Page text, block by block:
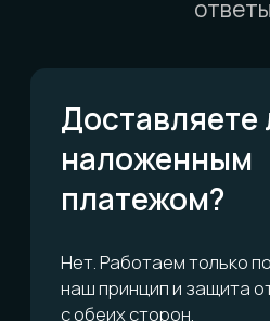
Можно ли обменять
Сколько это всё
стоит?
ОСТАЛИСЬ